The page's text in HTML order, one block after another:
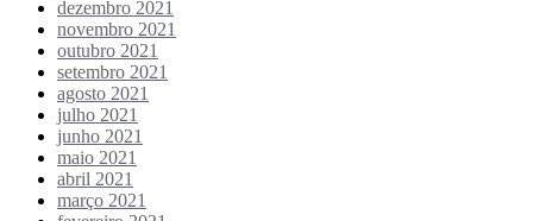
dezembro 2021
novembro 2021
outubro 2021
setembro 2021
agosto 2021
julho 2021
junho 2021
maio 2021
abril 2021
março 2021